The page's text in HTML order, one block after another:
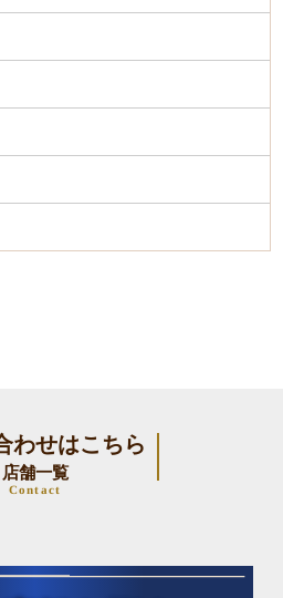
わせはこちら
店舗一覧
Contact